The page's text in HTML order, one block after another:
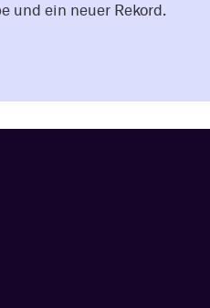
und ein neuer Rekord.